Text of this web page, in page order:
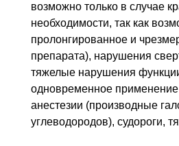
возможно только в случае
необходимости, так как
пролонгированное и
препарата), нарушения
тяжелые нарушения
одновременное
анестезии (производные
углеводородов), судороги,